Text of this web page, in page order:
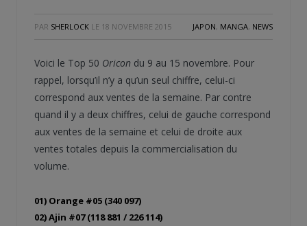
PAR SHERLOCK LE 18 NOVEMBRE 2015 JAPON, MANGA, NEWS
Voici le Top 50 Oricon du 9 au 15 novembre. Pour
rappel, lorsqu’il n’y a qu’un seul chiffre, celui-ci
correspond aux ventes de la semaine. Par contre
quand il y a deux chiffres, celui de gauche correspond
aux ventes de la semaine et celui de droite aux
ventes totales depuis la commercialisation du
volume.
01) Orange #05 (340 097)
02) Ajin #07 (118 881 / 226 114)